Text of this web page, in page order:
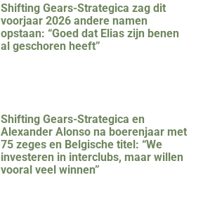
Shifting Gears-Strategica zag dit
voorjaar 2026 andere namen
opstaan: “Goed dat Elias zijn benen
al geschoren heeft”
Shifting Gears-Strategica en
Alexander Alonso na boerenjaar met
75 zeges en Belgische titel: “We
investeren in interclubs, maar willen
vooral veel winnen”